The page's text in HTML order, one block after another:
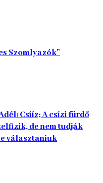
Szomlyazók”
Csííz; A csízi fürdő
de nem tudják
választaniuk